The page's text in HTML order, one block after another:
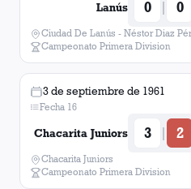
Lanús 0 | 0
Ciudad De Lanús - Néstor Diaz
Campeonato Primera Division
3 de septiembre de 1961
Fecha 16
Chacarita Juniors 3 | 2
Chacarita Juniors
Campeonato Primera Division